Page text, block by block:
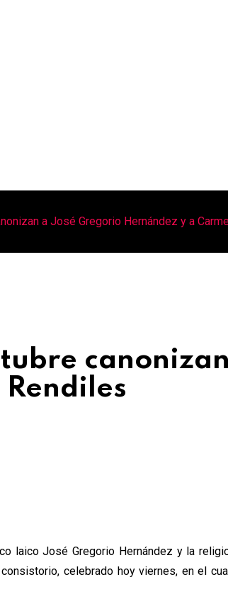
a José Gregorio Hernández y a
laico José Gregorio Hernández y la
celebrado hoy viernes, en el